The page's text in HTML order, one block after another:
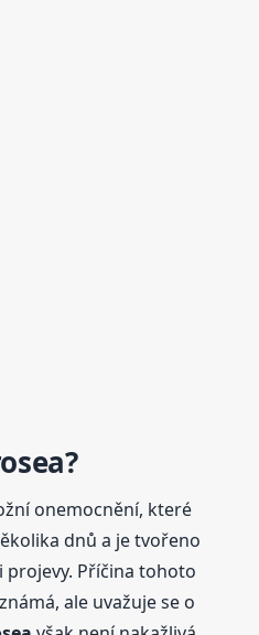
?
onemocnění, které
dnů a je tvořeno
Příčina tohoto
ale uvažuje se o